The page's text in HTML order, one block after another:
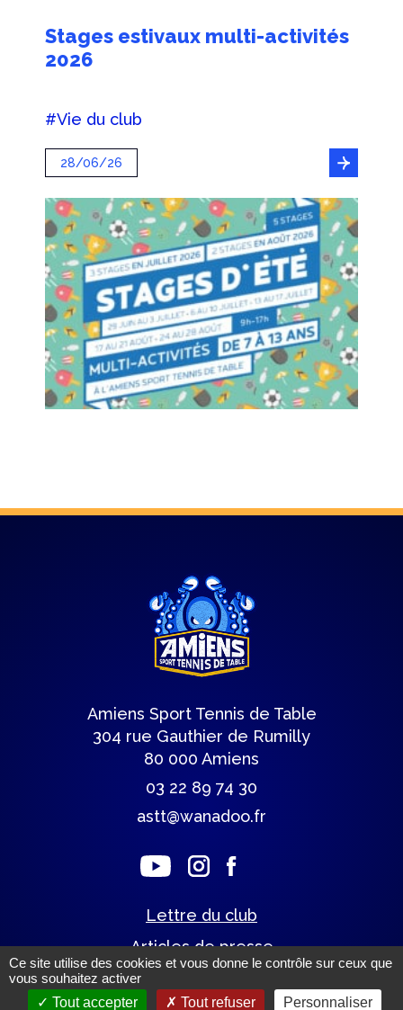
Stages estivaux multi-activités
2026
#Vie du club
28/06/26
Amiens Sport Tennis de Table
304 rue Gauthier de Rumilly
80 000 Amiens
03 22 89 74 30
astt@wanadoo.fr
Lettre du club
Articles de presse
Mentions légales.(c) Tous droits réservés.
Ce site utilise des cookies et vous donne le contrôle sur ceux que
vous souhaitez activer
Tout accepter
Tout refuser Personnaliser